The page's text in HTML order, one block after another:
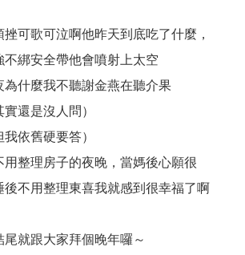
可歌可泣啊他昨天到底吃了什麼，
不綁安全帶他會噴射上太空
為什麼我不聽謝金燕在聽介果
還是沒人問）
依舊硬要答）
用整理房子的夜晚，當媽後心願很
後不用整理東喜我就感到很幸福了啊
就跟大家拜個晚年囉～